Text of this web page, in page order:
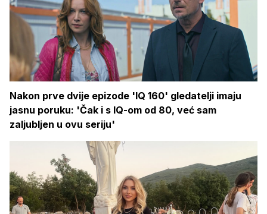
Nakon prve dvije epizode 'IQ 160' gledatelji imaju
jasnu poruku: 'Čak i s IQ-om od 80, već sam
zaljubljen u ovu seriju'